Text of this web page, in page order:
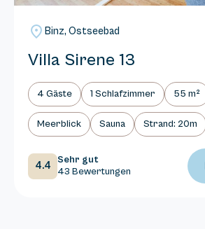
Binz, Ostseebad
Villa Sirene 13
4 Gäste 1 Schlafzimmer 55 m²
Meerblick Sauna Strand: 20m
4.4
Sehr gut
43 Bewertungen